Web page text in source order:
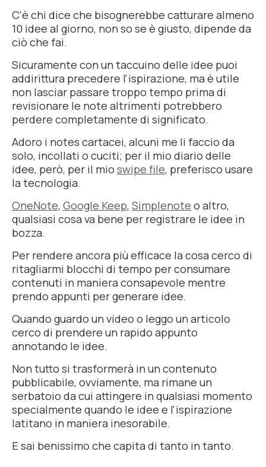
C'è chi dice che bisognerebbe catturare almeno
10 idee al giorno, non so se è giusto, dipende da
ciò che fai.
Sicuramente con un taccuino delle idee puoi
addirittura precedere l'ispirazione, ma è utile
non lasciar passare troppo tempo prima di
revisionare le note altrimenti potrebbero
perdere completamente di significato.
Adoro i notes cartacei, alcuni me li faccio da
solo, incollati o cuciti; per il mio diario delle
idee, però, per il mio swipe file, preferisco usare
la tecnologia.
OneNote, Google Keep, Simplenote o altro,
qualsiasi cosa va bene per registrare le idee in
bozza.
Per rendere ancora più efficace la cosa cerco di
ritagliarmi blocchi di tempo per consumare
contenuti in maniera consapevole mentre
prendo appunti per generare idee.
Quando guardo un video o leggo un articolo
cerco di prendere un rapido appunto
annotando le idee.
Non tutto si trasformerà in un contenuto
pubblicabile, ovviamente, ma rimane un
serbatoio da cui attingere in qualsiasi momento
specialmente quando le idee e l'ispirazione
latitano in maniera inesorabile.
E sai benissimo che capita di tanto in tanto.